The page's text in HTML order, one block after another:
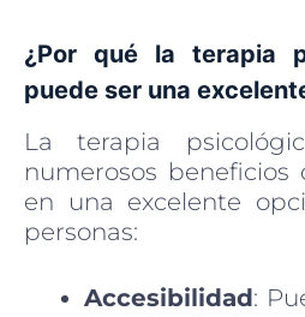
¿Por qué la terapia
puede ser una
La terapia
numerosos beneficios
en una excelente
personas:
Accesibilidad: